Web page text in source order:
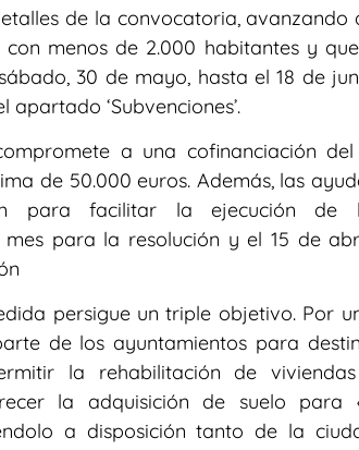
de la convocatoria, avanzando
menos de 2.000 habitantes y
30 de mayo, hasta el 18 de
‘Subvenciones’.
a una cofinanciación
de 50.000 euros. Además, las
para facilitar la ejecución de
para la resolución y el 15 de
persigue un triple objetivo. Por
de los ayuntamientos para
la rehabilitación de
la adquisición de suelo para
a disposición tanto de la